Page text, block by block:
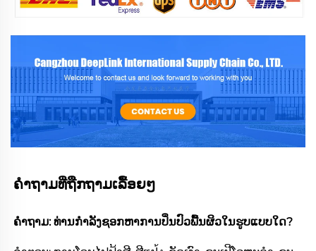
ຄຳຖາມທີ່ຖືກຖາມເລື້ອຍໆ
ຄຳຖາມ: ທ່ານກຳລັງຊອກຫາການປິ່ນປົວພື້ນຜິວໃນຮູບແບບໃດ?